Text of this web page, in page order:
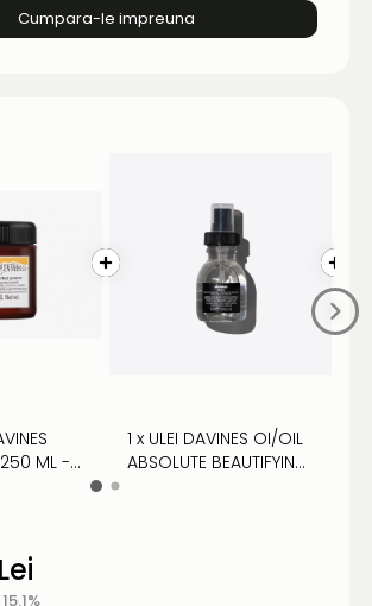
Cumpara-le impreuna
250 ML -
1 x ULEI DAVINES OI/OIL
ABSOLUTE BEAUTIFYING